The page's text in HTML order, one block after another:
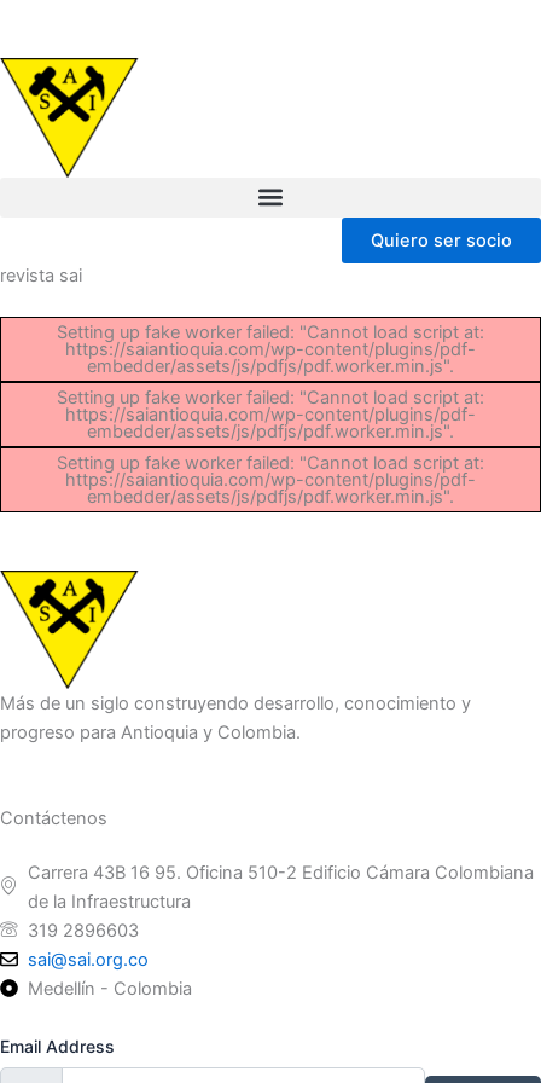
contenido
Quiero ser socio
revista sai
Setting up fake worker failed: "Cannot load script at:
https://saiantioquia.com/wp-content/plugins/pdf-
embedder/assets/js/pdfjs/pdf.worker.min.js".
Setting up fake worker failed: "Cannot load script at:
https://saiantioquia.com/wp-content/plugins/pdf-
embedder/assets/js/pdfjs/pdf.worker.min.js".
Setting up fake worker failed: "Cannot load script at:
https://saiantioquia.com/wp-content/plugins/pdf-
embedder/assets/js/pdfjs/pdf.worker.min.js".
Más de un siglo construyendo desarrollo, conocimiento y
progreso para Antioquia y Colombia.
Contáctenos
Carrera 43B 16 95. Oficina 510-2 Edificio Cámara Colombiana
de la Infraestructura
319 2896603
sai@sai.org.co
Medellín - Colombia
Email Address